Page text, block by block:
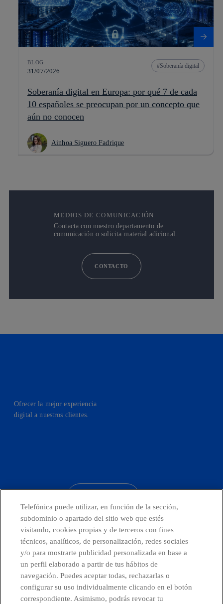
BLOG
31/07/2026
Soberanía digital
Soberanía digital en Europa: por qué 7 de cada
10 españoles se preocupan por un concepto que
aún no conocen
Ainhoa Siguero Fadrique
MEDIOS DE COMUNICACIÓN
Contacta con nuestro departamento de
comunicación o solicita material adicional.
CONTACTO
Ofrecer la mejor experiencia
digital a nuestros clientes.
Países y Unidades emergentes
Canal de Denuncias
Centro Global Transparencia
Telefónica puede utilizar, en función de la sección,
subdominio o apartado del sitio web que estés
visitando, cookies propias y de terceros con fines
técnicos, analíticos, de personalización, redes sociales
y/o para mostrarte publicidad personalizada en base a
un perfil elaborado a partir de tus hábitos de
navegación. Puedes aceptar todas, rechazarlas o
configurar su uso individualmente clicando en el botón
correspondiente. Asimismo, podrás revocar tu